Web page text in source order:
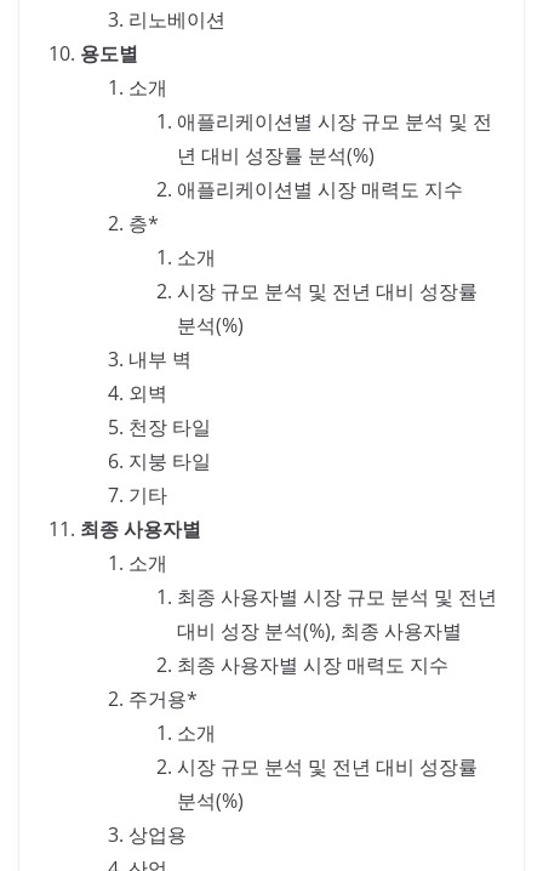
리노베이션
용도별
소개
애플리케이션별 시장 규모 분석 및 전
년 대비 성장률 분석(%)
애플리케이션별 시장 매력도 지수
층*
소개
시장 규모 분석 및 전년 대비 성장률
분석(%)
내부 벽
외벽
천장 타일
지붕 타일
기타
최종 사용자별
소개
최종 사용자별 시장 규모 분석 및 전년
대비 성장 분석(%), 최종 사용자별
최종 사용자별 시장 매력도 지수
주거용*
소개
시장 규모 분석 및 전년 대비 성장률
분석(%)
상업용